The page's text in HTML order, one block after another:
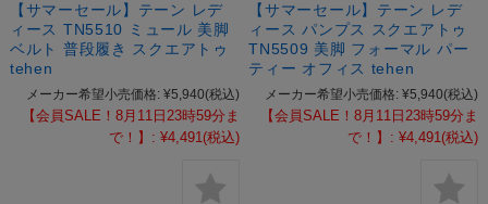
【サマーセール】テーン レデ
ィース TN5510 ミュール 美脚
ベルト 普段履き スクエアトゥ
tehen
メーカー希望小売価格: ¥5,940(税込)
【会員SALE！8月11日23時59分ま
で！】: ¥4,491(税込)
【サマーセール】テーン レデ
ィース パンプス スクエアトゥ
TN5509 美脚 フォーマル パー
ティー オフィス tehen
メーカー希望小売価格: ¥5,940(税込)
【会員SALE！8月11日23時59分ま
で！】: ¥4,491(税込)